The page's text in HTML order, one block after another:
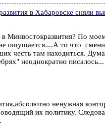
в Хабаровске сняли
Минвостокразвития? По
то что
честь там находиться.
неоднократно писалось...
ненужная
их политику.